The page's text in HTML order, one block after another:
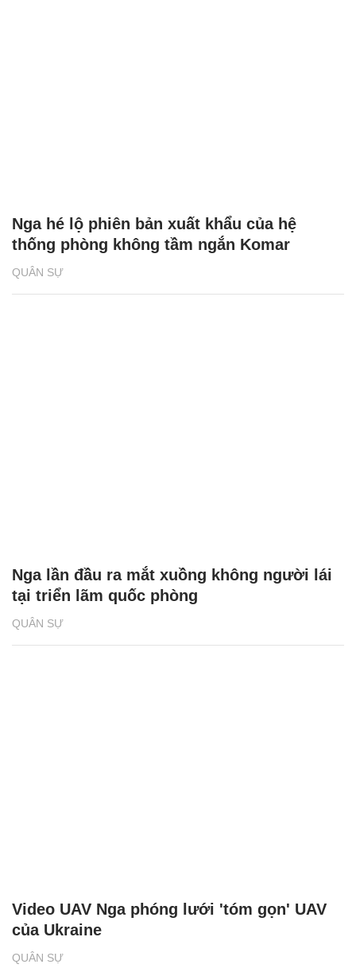
QUÂN SỰ
Nga hé lộ phiên bản xuất khẩu của hệ
thống phòng không tầm ngắn Komar
QUÂN SỰ
Nga lần đầu ra mắt xuồng không người lái
tại triển lãm quốc phòng
QUÂN SỰ
Video UAV Nga phóng lưới 'tóm gọn' UAV
của Ukraine